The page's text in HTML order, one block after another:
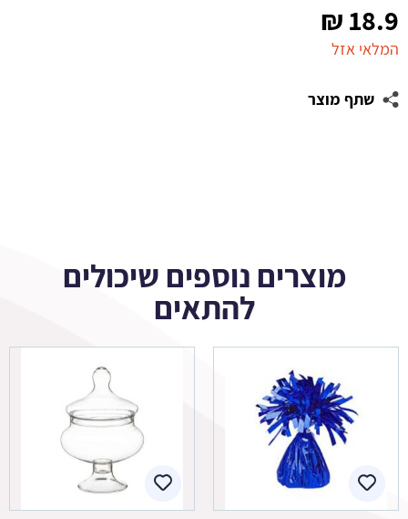
18.9
₪
המלאי אזל
שתף מוצר
מוצרים נוספים שיכולים
להתאים